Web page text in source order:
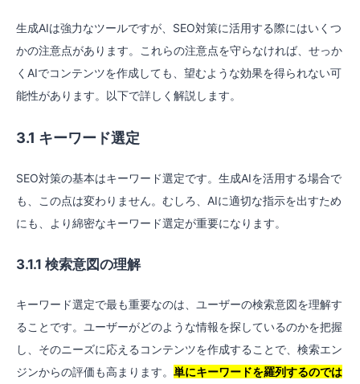
生成AIは強力なツールですが、SEO対策に活用する際にはいくつ
かの注意点があります。これらの注意点を守らなければ、せっか
くAIでコンテンツを作成しても、望むような効果を得られない可
能性があります。以下で詳しく解説します。
3.1 キーワード選定
SEO対策の基本はキーワード選定です。生成AIを活用する場合で
も、この点は変わりません。むしろ、AIに適切な指示を出すため
にも、より綿密なキーワード選定が重要になります。
3.1.1 検索意図の理解
キーワード選定で最も重要なのは、ユーザーの検索意図を理解す
ることです。ユーザーがどのような情報を探しているのかを把握
し、そのニーズに応えるコンテンツを作成することで、検索エン
ジンからの評価も高まります。 単にキーワードを羅列するのでは